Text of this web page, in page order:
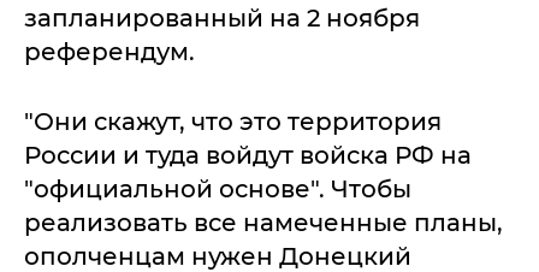
запланированный на 2 ноября
референдум.
"Они скажут, что это территория
России и туда войдут войска РФ на
"официальной основе". Чтобы
реализовать все намеченные планы,
ополченцам нужен Донецкий